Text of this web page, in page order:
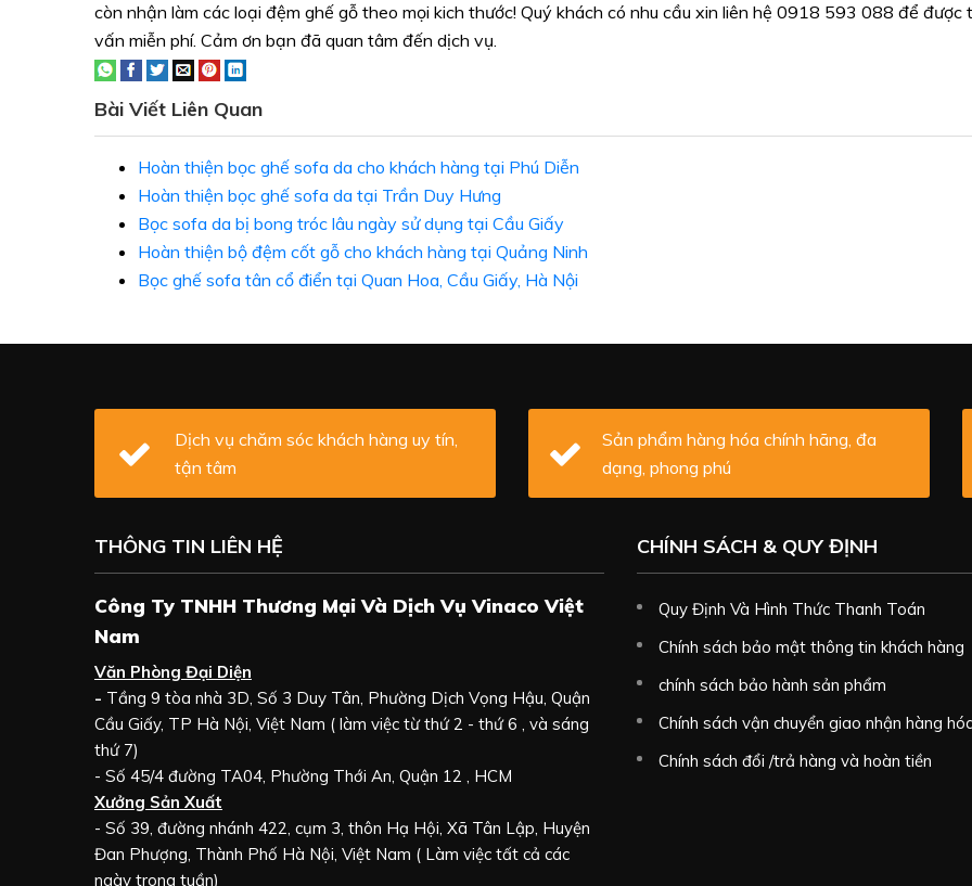
còn nhận làm các loại đệm ghế gỗ theo mọi kich thước! Quý khách có nhu cầu xin liên hệ 0918 593 088 để được
vấn miễn phí. Cảm ơn bạn đã quan tâm đến dịch vụ.
Bài Viết Liên Quan
Hoàn thiện bọc ghế sofa da cho khách hàng tại Phú Diễn
Hoàn thiện bọc ghế sofa da tại Trần Duy Hưng
Bọc sofa da bị bong tróc lâu ngày sử dụng tại Cầu Giấy
Hoàn thiện bộ đệm cốt gỗ cho khách hàng tại Quảng Ninh
Bọc ghế sofa tân cổ điển tại Quan Hoa, Cầu Giấy, Hà Nội
Dịch vụ chăm sóc khách hàng uy tín,
tận tâm
Sản phẩm hàng hóa chính hãng, đa
dạng, phong phú
THÔNG TIN LIÊN HỆ
Công Ty TNHH Thương Mại Và Dịch Vụ Vinaco Việt
Nam
Văn Phòng Đại Diện
- Tầng 9 tòa nhà 3D, Số 3 Duy Tân, Phường Dịch Vọng Hậu, Quận
Cầu Giấy, TP Hà Nội, Việt Nam ( làm việc từ thứ 2 - thứ 6 , và sáng
thứ 7)
- Số 45/4 đường TA04, Phường Thới An, Quận 12 , HCM
Xưởng Sản Xuất
- Số 39, đường nhánh 422, cụm 3, thôn Hạ Hội, Xã Tân Lập, Huyện
Đan Phượng, Thành Phố Hà Nội, Việt Nam ( Làm việc tất cả các
ngày trong tuần)
CHÍNH SÁCH & QUY ĐỊNH
Quy Định Và Hình Thức Thanh Toán
Chính sách bảo mật thông tin khách hàng
chính sách bảo hành sản phẩm
Chính sách vận chuyển giao nhận hàng
Chính sách đổi /trả hàng và hoàn tiền